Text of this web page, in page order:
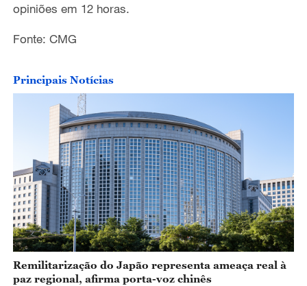
opiniões em 12 horas.
Fonte: CMG
Principais Notícias
Remilitarização do Japão representa ameaça real à
paz regional, afirma porta-voz chinês